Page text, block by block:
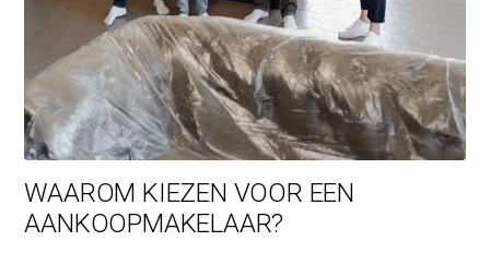
WAAROM KIEZEN VOOR EEN
AANKOOPMAKELAAR?